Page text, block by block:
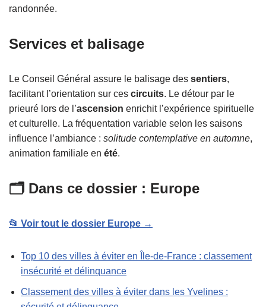
randonnée.
Services et balisage
Le Conseil Général assure le balisage des sentiers,
facilitant l’orientation sur ces circuits. Le détour par le
prieuré lors de l’ascension enrichit l’expérience spirituelle
et culturelle. La fréquentation variable selon les saisons
influence l’ambiance : solitude contemplative en automne,
animation familiale en été.
🗂️ Dans ce dossier : Europe
📂 Voir tout le dossier Europe →
Top 10 des villes à éviter en Île-de-France : classement
insécurité et délinquance
Classement des villes à éviter dans les Yvelines :